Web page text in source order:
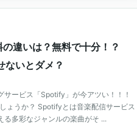
違いは？無料で十分！？
いとダメ？
サービス「Spotify」が今アツい！！！
ょうか？ Spotifyとは音楽配信サービス
る多彩なジャンルの楽曲がそ ...